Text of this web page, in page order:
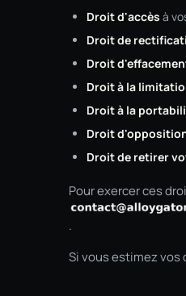
Droit d'accès à
Droit de
Droit
Droit à la
Droit à la
Droit
Droit de retirer
Pour exercer ces
.
Si vous estimez